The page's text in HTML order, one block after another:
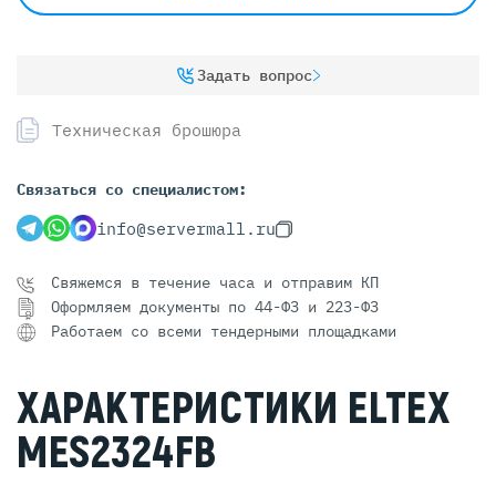
Задать вопрос
Техническая брошюра
Связаться со специалистом:
info@servermall.ru
Свяжемся в течение часа и отправим КП
Оформляем документы по 44-ФЗ и 223-ФЗ
Работаем со всеми тендерными площадками
ХАРАКТЕРИСТИКИ ELTEX
MES2324FB